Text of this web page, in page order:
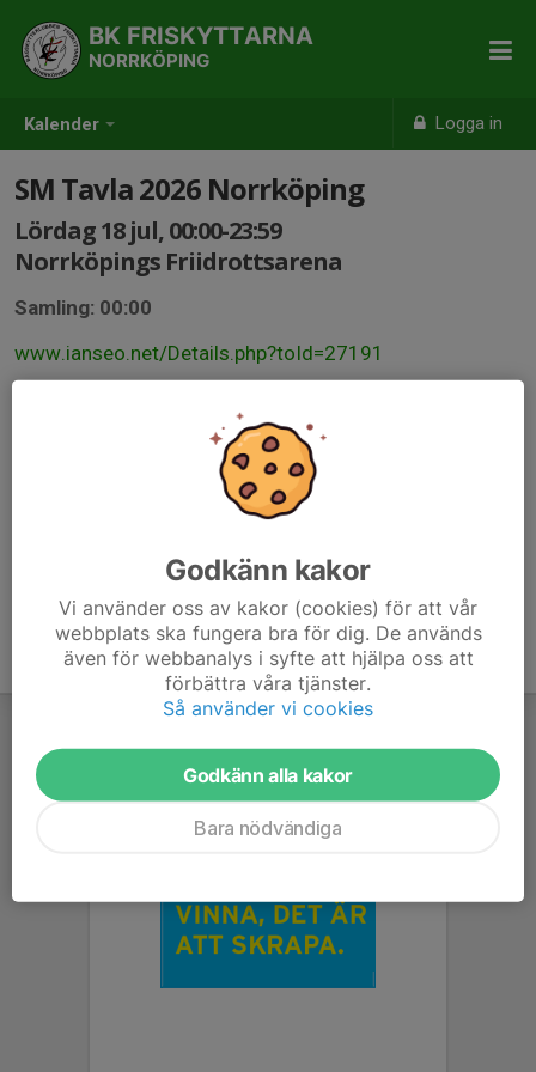
Kalender Logga in
BK FRISKYTTARNA
NORRKÖPING
SM Tavla 2026 Norrköping
Lördag 18 jul, 00:00-23:59
Norrköpings Friidrottsarena
Samling: 00:00
www.ianseo.net/Details.php?toId=27191
Godkänn kakor
Vi använder oss av kakor (cookies) för att vår
webbplats ska fungera bra för dig. De används
även för webbanalys i syfte att hjälpa oss att
förbättra våra tjänster.
Så använder vi cookies
Godkänn alla kakor
Bara nödvändiga